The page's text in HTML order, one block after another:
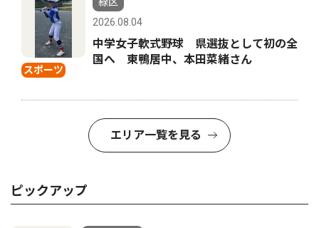
スポーツ
緑区
2026.08.04
中学女子軟式野球 県選抜として初の全
国へ 東鴨居中、本田菜緒さん
エリア一覧を見る
ピックアップ